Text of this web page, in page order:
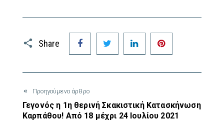
Share
Facebook Twitter LinkedIn
Προηγούμενο άρθρο
Γεγονός η 1η θερινή Σκακιστική Κατασκήνωση
Καρπάθου! Από 18 μέχρι 24 Ιουλίου 2021